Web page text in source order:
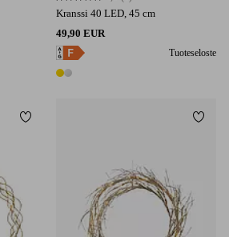
Kranssi 40 LED, 45 cm
49,90 EUR
Tuoteseloste
2 värejä
Lisää suosikkeihin Lisää